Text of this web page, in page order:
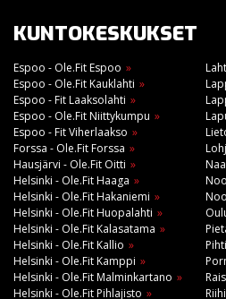
KUNTOKESKUKSET
Espoo - Ole.Fit Espoo
Espoo - Ole.Fit Kauklahti
Espoo - Fit Laaksolahti
Espoo - Ole.Fit Niittykumpu
Espoo - Fit Viherlaakso
Forssa - Ole.Fit Forssa
Hausjärvi - Ole.Fit Oitti
Helsinki - Ole.Fit Haaga
Helsinki - Ole.Fit Hakaniemi
Helsinki - Ole.Fit Huopalahti
Helsinki - Ole.Fit Kalasatama
Helsinki - Ole.Fit Kallio
Helsinki - Ole.Fit Kamppi
Helsinki - Ole.Fit Malminkartano
Helsinki - Ole.Fit Pihlajisto